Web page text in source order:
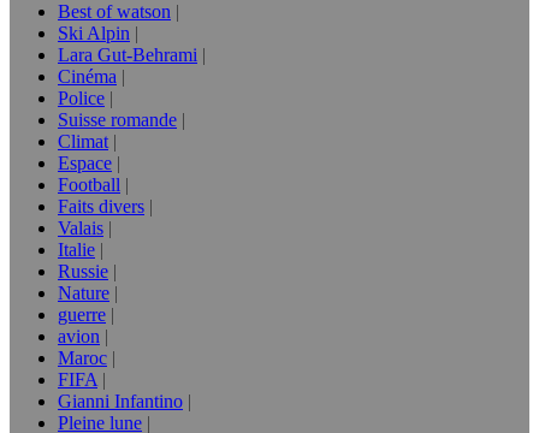
Best of watson
Ski Alpin
Lara Gut-Behrami
Cinéma
Police
Suisse romande
Climat
Espace
Football
Faits divers
Valais
Italie
Russie
Nature
guerre
avion
Maroc
FIFA
Gianni Infantino
Pleine lune